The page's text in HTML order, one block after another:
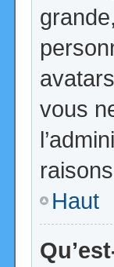
vous
Haut